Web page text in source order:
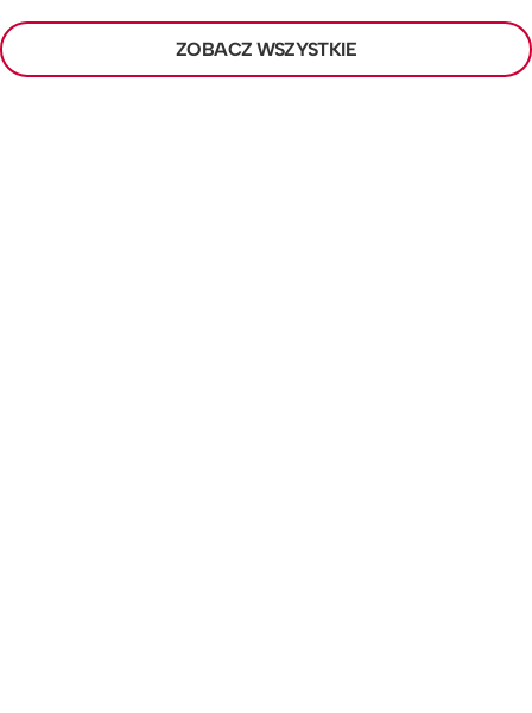
ZOBACZ WSZYSTKIE